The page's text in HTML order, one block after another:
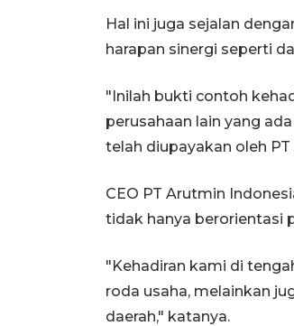
Hal ini juga sejalan
harapan sinergi seperti
"Inilah bukti contoh
perusahaan lain yang
telah diupayakan oleh
CEO PT Arutmin
tidak hanya berorientasi
"Kehadiran kami di
roda usaha, melainkan
daerah," katanya.